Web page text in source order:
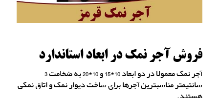
فروش آجر نمک در ابعاد استاندارد
آجر نمک معمولا در دو ابعاد 10*15 و 10*20 به ضخامت 3
سانتیمتر مناسبترین آجرها برای ساخت دیوار نمک و اتاق نمکی